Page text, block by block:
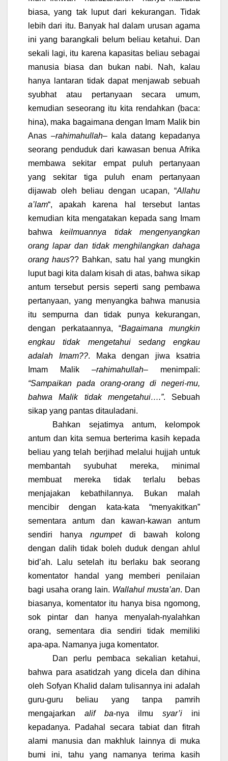
biasa, yang tak luput dari kekurangan. Tidak
lebih dari itu. Banyak hal dalam urusan agama
ini yang barangkali belum beliau ketahui. Dan
sekali lagi, itu karena kapasitas beliau sebagai
manusia biasa dan bukan nabi. Nah, kalau
hanya lantaran tidak dapat menjawab sebuah
syubhat atau pertanyaan secara umum,
kemudian seseorang itu kita rendahkan (baca:
hina), maka bagaimana dengan Imam Malik bin
Anas –rahimahullah– kala datang kepadanya
seorang penduduk dari kawasan benua Afrika
membawa sekitar empat puluh pertanyaan
yang sekitar tiga puluh enam pertanyaan
dijawab oleh beliau dengan ucapan, “Allahu
a’lam“, apakah karena hal tersebut lantas
kemudian kita mengatakan kepada sang Imam
bahwakeilmuannya tidak mengenyangkan
orang lapar dan tidak menghilangkan dahaga
orang haus?? Bahkan, satu hal yang mungkin
luput bagi kita dalam kisah di atas, bahwa sikap
antum tersebut persis seperti sang pembawa
pertanyaan, yang menyangka bahwa manusia
itu sempurna dan tidak punya kekurangan,
dengan perkataannya, “Bagaimana mungkin
engkau tidak mengetahui sedang engkau
adalah Imam??. Maka dengan jiwa ksatria
Imam Malik –rahimahullah– menimpali:
“Sampaikan pada orang-orang di negeri-mu,
bahwa Malik tidak mengetahui….”. Sebuah
sikap yang pantas ditauladani.
Bahkan sejatimya antum, kelompok
antum dan kita semua berterima kasih kepada
beliau yang telah berjihad melalui hujjah untuk
membantah syubuhat mereka, minimal
membuat mereka tidak terlalu bebas
menjajakan kebathilannya. Bukan malah
mencibir dengan kata-kata “menyakitkan”
sementara antum dan kawan-kawan antum
sendiri hanya ngumpetdi bawah kolong
dengan dalih tidak boleh duduk dengan ahlul
bid’ah. Lalu setelah itu berlaku bak seorang
komentator handal yang memberi penilaian
bagi usaha orang lain. Wallahul musta’an. Dan
biasanya, komentator itu hanya bisa ngomong,
sok pintar dan hanya menyalah-nyalahkan
orang, sementara dia sendiri tidak memiliki
apa-apa. Namanya juga komentator.
Dan perlu pembaca sekalian ketahui,
bahwa para asatidzah yang dicela dan dihina
oleh Sofyan Khalid dalam tulisannya ini adalah
guru-guru beliau yang tanpa pamrih
mengajarkan alif ba-nya ilmusyar’i ini
kepadanya. Padahal secara tabiat dan fitrah
alami manusia dan makhluk lainnya di muka
bumi ini, tahu yang namanya terima kasih